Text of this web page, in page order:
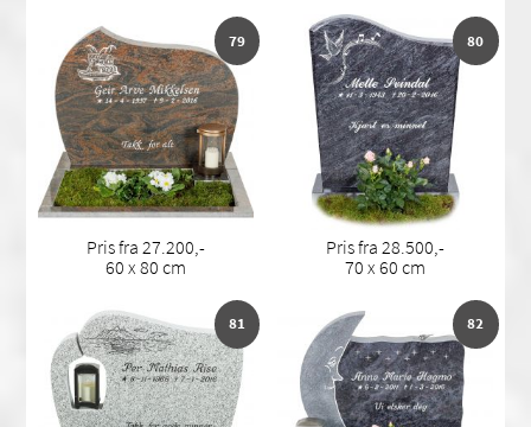
79
Pris fra 27.200,-
60 x 80 cm
80
Pris fra 28.500,-
70 x 60 cm
81 82